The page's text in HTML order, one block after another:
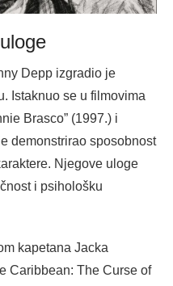
Depp izgradio je
Istaknuo se u filmovima
Brasco” (1997.) i
demonstrirao sposobnost
Njegove uloge
i psihološku
kapetana Jacka
Caribbean: The Curse of